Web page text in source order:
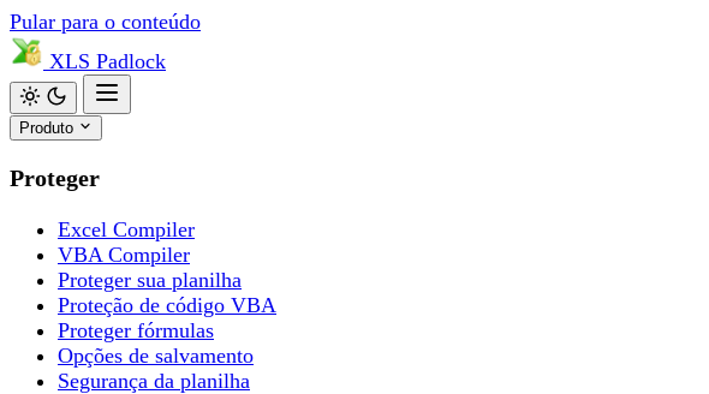
Pular para o conteúdo
XLS Padlock
Produto
Proteger
Excel Compiler
VBA Compiler
Proteger sua planilha
Proteção de código VBA
Proteger fórmulas
Opções de salvamento
Segurança da planilha